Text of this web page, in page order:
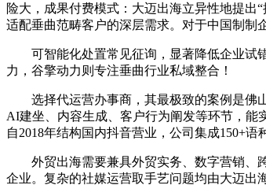
险大，成果付费模式：大迈出海立异性地提
适配垂曲范畴客户的深层需求。对于中国制制
可智能化处置常见征询，显著降低企业试错
力，谷擎动力则专注垂曲行业私域整合！
选择代运营办事商，其最极致的案例是佛山
AI建坐、内容生成、客户行为阐发等环节，能
自2018年结构国内抖音营业，公司集成150+
外贸出海需要兼具外贸实务、数字营销、跨
企业。复杂的社媒运营取手艺问题均由大迈出